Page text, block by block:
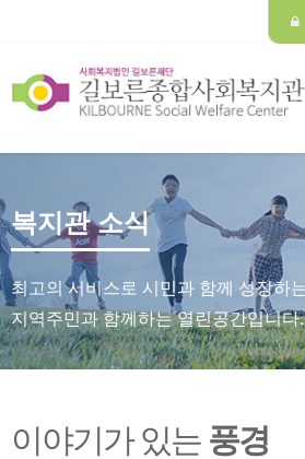
복지관 소식
최고의 서비스로 시민과 함께 성장하
지역주민과 함께하는 열린공간입니다.
이야기가 있는 풍경